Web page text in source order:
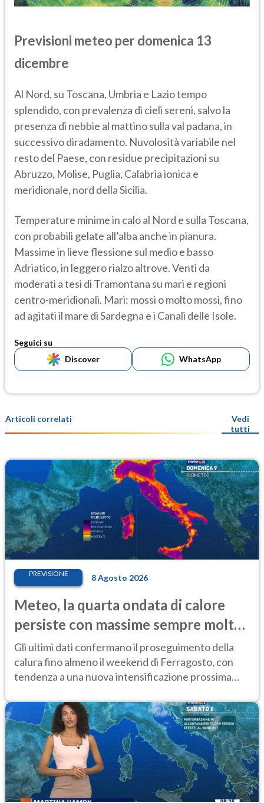
Previsioni meteo per domenica 13
dicembre
Al Nord, su Toscana, Umbria e Lazio tempo
splendido, con prevalenza di cieli sereni, salvo la
presenza di nebbie al mattino sulla val padana, in
successivo diradamento. Nuvolosità variabile nel
resto del Paese, con residue precipitazioni su
Abruzzo, Molise, Puglia, Calabria ionica e
meridionale, nord della Sicilia.
Temperature minime in calo al Nord e sulla Toscana,
con probabili gelate all’alba anche in pianura.
Massime in lieve flessione sul medio e basso
Adriatico, in leggero rialzo altrove. Venti da
moderati a tesi di Tramontana su mari e regioni
centro-meridionali. Mari: mossi o molto mossi, fino
ad agitati il mare di Sardegna e i Canali delle Isole.
Seguici su
Discover
WhatsApp
Articoli correlati
Vedi
tutti
PREVISIONE 8 Agosto 2026
Meteo, la quarta ondata di calore
persiste con massime sempre molto
elevate
Gli ultimi dati confermano il proseguimento della
calura fino almeno il weekend di Ferragosto, con
tendenza a una nuova intensificazione prossima